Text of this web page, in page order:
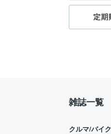
雑誌一覧
クルマ/バイク